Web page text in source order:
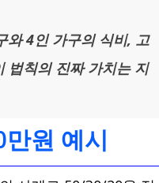
4인 가구의 식비, 고
법칙의 진짜 가치는 지
원 예시